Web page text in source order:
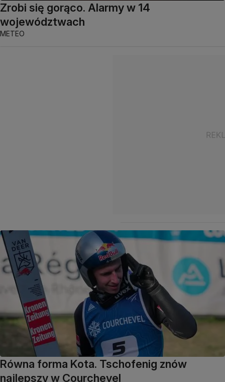
Zrobi się gorąco. Alarmy w 14
województwach
METEO
Równa forma Kota. Tschofenig znów
najlepszy w Courchevel